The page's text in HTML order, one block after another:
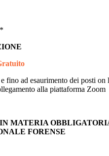
fino ad esaurimento dei posti
alla piattaforma Zoom
MATERIA
FORENSE